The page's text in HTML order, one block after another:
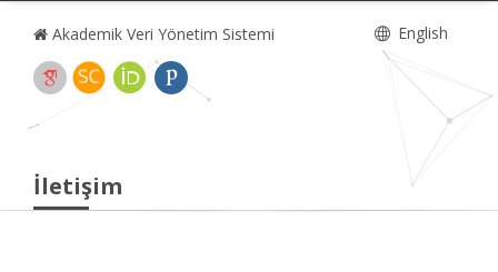
Akademik Veri Yönetim Sistemi English
İletişim